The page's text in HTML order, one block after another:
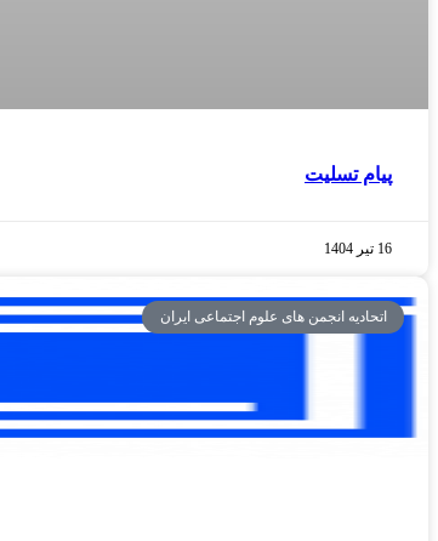
پیام تسلیت
16 تیر 1404
اتحادیه انجمن های علوم اجتماعی ایران